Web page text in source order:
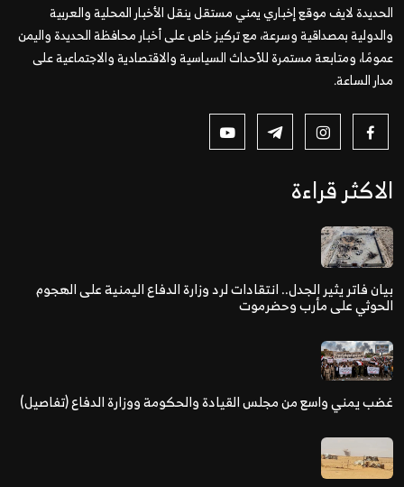
الحديدة لايف موقع إخباري يمني مستقل ينقل الأخبار المحلية والعربية
والدولية بمصداقية وسرعة، مع تركيز خاص على أخبار محافظة الحديدة واليمن
عمومًا، ومتابعة مستمرة للأحداث السياسية والاقتصادية والاجتماعية على
مدار الساعة.
الاكثر قراءة
بيان فاتر يثير الجدل.. انتقادات لرد وزارة الدفاع اليمنية على الهجوم
الحوثي على مأرب وحضرموت
غضب يمني واسع من مجلس القيادة والحكومة ووزارة الدفاع (تفاصيل)